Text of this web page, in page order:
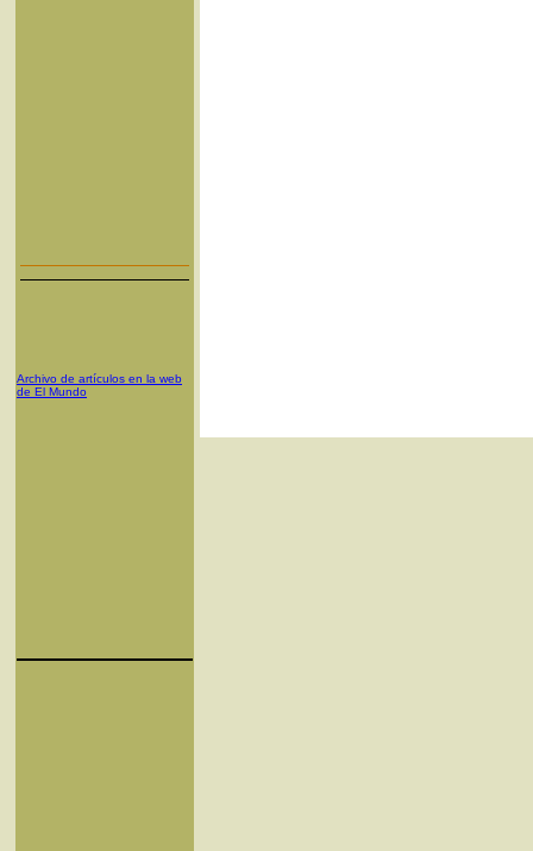
Archivo de artículos en la web
de El Mundo